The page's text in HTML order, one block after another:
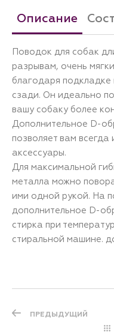
Описание
Поводок для собак
разрывам, очень
благодаря
сзади. Он идеально
вашу собаку более
Дополнительное D-
позволяет вам
аксессуары.
Для максимальной
металла можно
ими одной рукой. На
дополнительное D-
стирка при
стиральной машине.
ПРЕДЫДУЩИЙ